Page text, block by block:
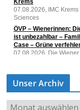
Unser Archiv
U